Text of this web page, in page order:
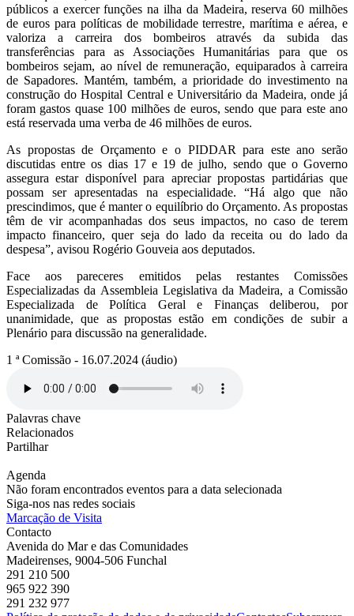
públicos a exercer funções na ilha da Madeira, reserva 60 milhões
de euros para políticas de mobilidade terrestre, marítima e aérea, e
valoriza a carreira dos bombeiros através da subida das
transferências para as Associações Humanitárias para que os
bombeiros sejam, ao nível de remuneração, equiparados à carreira
de Sapadores. Mantém, também, a prioridade do investimento na
construção do Hospital Central e Universitário da Madeira, onde já
foram gastos quase 100 milhões de euros, sendo que para este ano
está reservada uma verba de 46 milhões de euros.
As propostas de Orçamento e o PIDDAR para este ano serão
discutidas entre os dias 17 e 19 de julho, sendo que o Governo
assegura estar disponível para apreciar propostas partidárias que
possam ser apresentadas na especialidade. “Há algo que não
prescindimos, que é manter o equilíbrio do Orçamento. As propostas
têm de vir acompanhadas dos seus impactos, no caso de terem
impacto financeiro, quer seja do lado da receita ou do lado da
despesa”, avisou Rogério Gouveia aos deputados.
Face aos pareceres emitidos pelas restantes Comissões
Especializadas da Assembleia Legislativa da Madeira, a Comissão
Especializada de Política Geral e Finanças deliberou, por
unanimidade, que as propostas estão em condições de subir a
Plenário para discussão na generalidade.
1 ª Comissão - 16.07.2024 (áudio)
Palavras chave
Relacionados
Partilhar
Agenda
Não foram encontrados eventos para a data selecionada
Siga-nos nas redes sociais
Marcação de Visita
Contacto
Avenida do Mar e das Comunidades
Madeirenses, 9004-506 Funchal
291 210 500
965 922 390
291 232 977